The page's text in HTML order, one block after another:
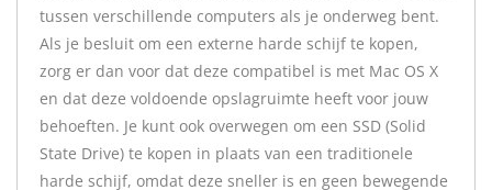
tussen verschillende computers als je onderweg bent.
Als je besluit om een externe harde schijf te kopen,
zorg er dan voor dat deze compatibel is met Mac OS X
en dat deze voldoende opslagruimte heeft voor jouw
behoeften. Je kunt ook overwegen om een ​​SSD (Solid
State Drive) te kopen in plaats van een traditionele
harde schijf, omdat deze sneller is en geen bewegende